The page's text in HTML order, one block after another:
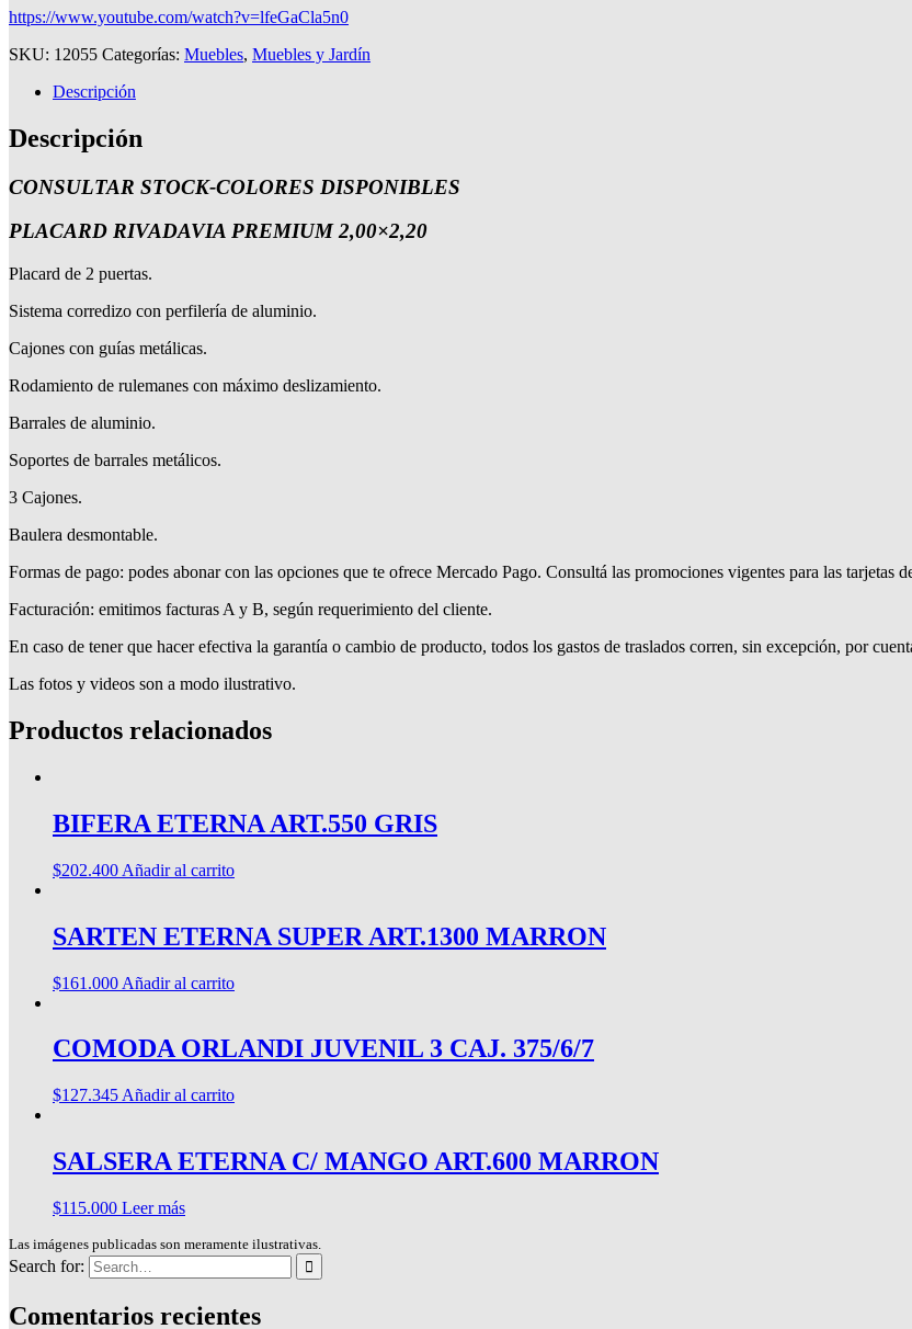
https://www.youtube.com/watch?v=lfeGaCla5n0
SKU: 12055 Categorías: Muebles, Muebles y Jardín
Descripción
Descripción
CONSULTAR STOCK-COLORES DISPONIBLES
PLACARD RIVADAVIA PREMIUM 2,00×2,20
Placard de 2 puertas.
Sistema corredizo con perfilería de aluminio.
Cajones con guías metálicas.
Rodamiento de rulemanes con máximo deslizamiento.
Barrales de aluminio.
Soportes de barrales metálicos.
3 Cajones.
Baulera desmontable.
Formas de pago: podes abonar con las opciones que te ofrece Mercado Pago. Consultá las promociones vigentes para las
Facturación: emitimos facturas A y B, según requerimiento del cliente.
En caso de tener que hacer efectiva la garantía o cambio de producto, todos los gastos de traslados corren, sin excepción, por
Las fotos y videos son a modo ilustrativo.
Productos relacionados
BIFERA ETERNA ART.550 GRIS
$202.400 Añadir al carrito
SARTEN ETERNA SUPER ART.1300 MARRON
$161.000 Añadir al carrito
COMODA ORLANDI JUVENIL 3 CAJ. 375/6/7
$127.345 Añadir al carrito
SALSERA ETERNA C/ MANGO ART.600 MARRON
$115.000 Leer más
Las imágenes publicadas son meramente ilustrativas.
Search for:
Comentarios recientes